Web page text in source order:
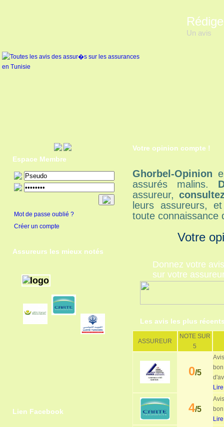
Un avis
Espace Membre
Mot de passe oublié ?
Créer un compte
Assureurs les mieux notés
Lien Facebook
Votre opinion compte !
Ghorbel-Opinion
assurés malins.
assureur,
leurs assureurs,
toute connaissance
Votre
Donnez votre
sur votre
Les avis les plus
ASSUREUR
NOTE SUR
5
0/5
4/5